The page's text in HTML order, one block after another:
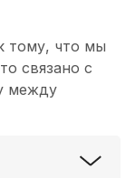
тому, что мы
связано с
между